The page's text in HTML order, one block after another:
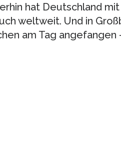
hat Deutschland
weltweit. Und in
am Tag